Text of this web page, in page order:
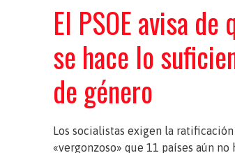
mayor
lacra
de
El PSOE avisa
se hace lo
de género
Los socialistas exigen la
«vergonzoso» que 11 países aún no